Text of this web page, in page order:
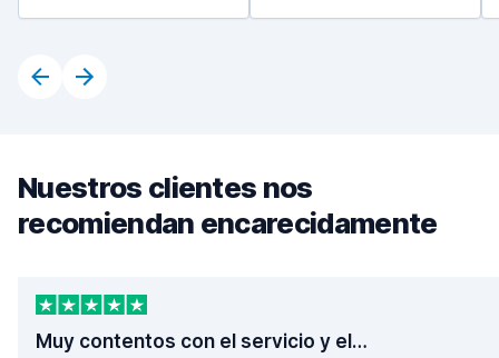
Nuestros clientes nos
recomiendan encarecidamente
Muy contentos con el servicio y el…